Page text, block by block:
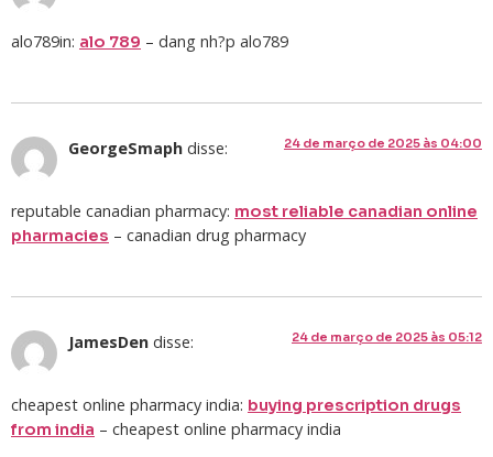
alo789in: alo 789 – dang nh?p alo789
GeorgeSmaph disse: 24 de março de 2025 às 04:00
reputable canadian pharmacy: most reliable canadian online
pharmacies – canadian drug pharmacy
JamesDen disse: 24 de março de 2025 às 05:12
cheapest online pharmacy india: buying prescription drugs
from india – cheapest online pharmacy india